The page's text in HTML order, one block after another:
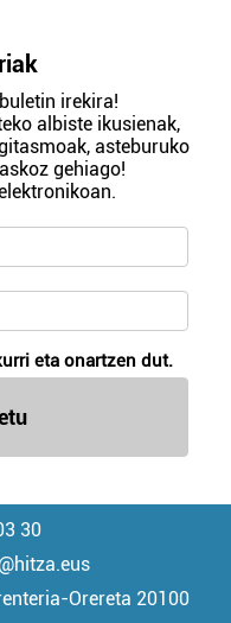
irekira!
albiste ikusienak,
asteburuko
gehiago!
eta onartzen dut.
30
Orereta 20100